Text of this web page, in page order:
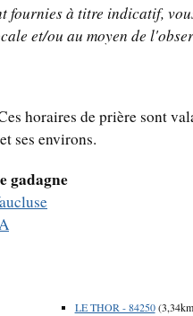
fournies à titre indicatif,
et/ou au moyen de
horaires de prière sont
et ses environs.
gadagne
LE THOR - 84250